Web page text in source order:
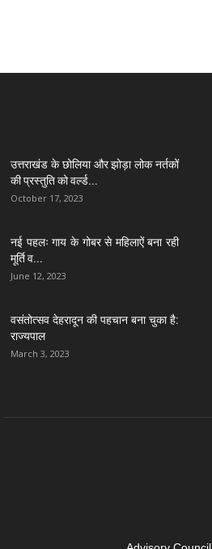
उत्तराखंड के छोलिया और झोड़ा लोक नर्तकों
की प्रस्तुति को वर्ल्ड...
October 17, 2023
नई पहलः गाय के गोबर से महिलाऐं बना रही
मूर्ति व...
June 12, 2023
वसंतोत्सव देहरादून की पहचान बना चुका है:
राज्यपाल
March 3, 2023